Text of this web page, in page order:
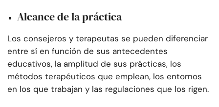
Alcance de la práctica
Los consejeros y terapeutas se pueden diferenciar
entre sí en función de sus antecedentes
educativos, la amplitud de sus prácticas, los
métodos terapéuticos que emplean, los entornos
en los que trabajan y las regulaciones que los rigen.